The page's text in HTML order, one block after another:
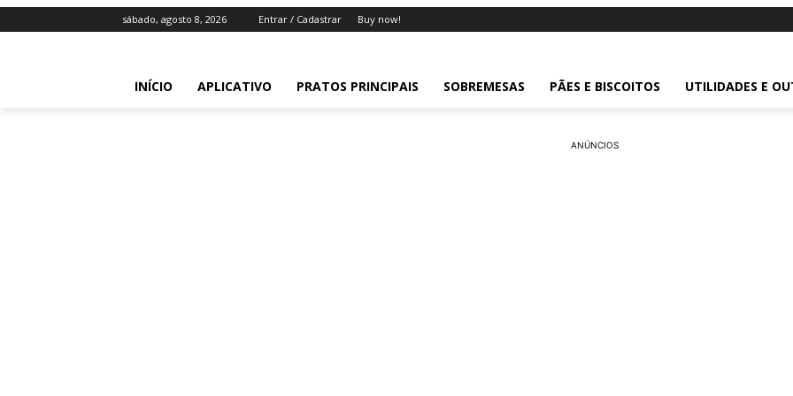
sábado, agosto 8, 2026 Entrar / Cadastrar Buy now!
INÍCIO APLICATIVO PRATOS PRINCIPAIS SOBREMESAS PÃES E BISCOITOS UTILIDADES E
ANÚNCIOS